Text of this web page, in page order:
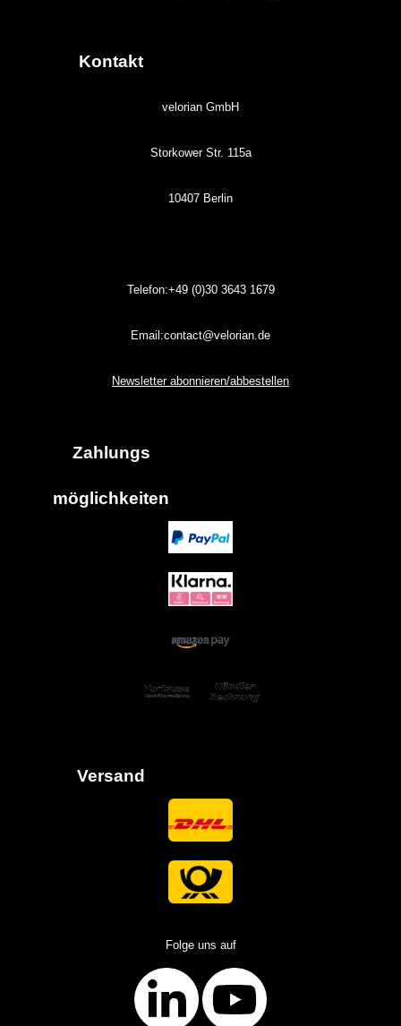
Kontakt
velorian GmbH
Storkower Str. 115a
10407 Berlin
Telefon:+49 (0)3036431679
Email:contact@velorian.de
Newsletter abonnieren/abbestellen
Zahlungs
möglich keiten
Versand
Folge uns auf